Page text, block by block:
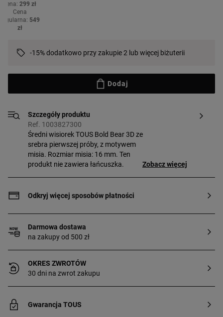
cena: 299 zł
Cena
regularna: 549
zł
-15% dodatkowo przy zakupie 2 lub więcej biżuterii
Dodaj
Szczegóły produktu
Ref. 1003827300
Średni wisiorek TOUS Bold Bear 3D ze
srebra pierwszej próby, z motywem
misia. Rozmiar misia: 16 mm. Ten
produkt nie zawiera łańcuszka.
Zobacz więcej
Odkryj więcej sposobów płatności
Darmowa dostawa
na zakupy od 500 zł
OKRES ZWROTÓW
30 dni na zwrot zakupu
Gwarancja TOUS